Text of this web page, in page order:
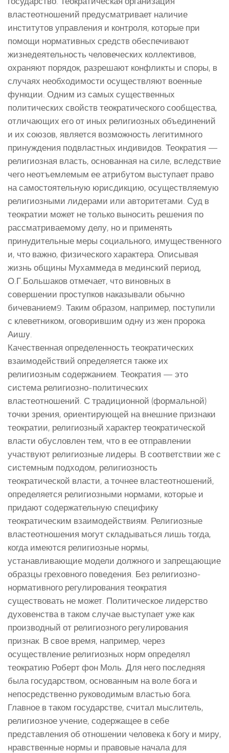
властеотношений предусматривает наличие
институтов управления и контроля, которые при
помощи нормативных средств обеспечивают
жизнедеятельность человеческих коллективов,
охраняют порядок, разрешают конфликты и споры, в
случаях необходимости осуществляют военные
функции. Одним из самых существенных
политических свойств теократического сообщества,
отличающих его от иных религиозных объединений
и их союзов, является возможность легитимного
принуждения подвластных индивидов. Теократия —
религиозная власть, основанная на силе, вследствие
чего неотъемлемым ее атрибутом выступает право
на самостоятельную юрисдикцию, осуществляемую
религиозными лидерами или авторитетами. Суд в
теократии может не только выносить решения по
рассматриваемому делу, но и применять
принудительные меры социального, имущественного
и, что важно, физического характера. Описывая
жизнь общины Мухаммеда в мединский период,
О.Г.Большаков отмечает, что виновных в
совершении проступков наказывали обычно
бичеванием9. Таким образом, например, поступили
с клеветником, оговорившим одну из жен пророка
Аишу.
Качественная определенность теократических
взаимодействий определяется также их
религиозным содержанием. Теократия — это
система религиозно-политических
властеотношений. С традиционной (формальной)
точки зрения, ориентирующей на внешние признаки
теократии, религиозный характер теократической
власти обусловлен тем, что в ее отправлении
участвуют религиозные лидеры. В соответствии же с
системным подходом, религиозность
теократической власти, а точнее властеотношений,
определяется религиозными нормами, которые и
придают содержательную специфику
теократическим взаимодействиям. Религиозные
властеотношения могут складываться лишь тогда,
когда имеются религиозные нормы,
устанавливающие модели должного и запрещающие
образцы греховного поведения. Без религиозно-
нормативного регулирования теократия
существовать не может. Политическое лидерство
духовенства в таком случае выступает уже как
производный от религиозного регулирования
признак. В свое время, например, через
осуществление религиозных норм определял
теократию Роберт фон Моль. Для него последняя
была государством, основанным на воле бога и
непосредственно руководимым властью бога.
Главное в таком государстве, считал мыслитель,
религиозное учение, содержащее в себе
представления об отношении человека к богу и миру,
нравственные нормы и правовые начала для